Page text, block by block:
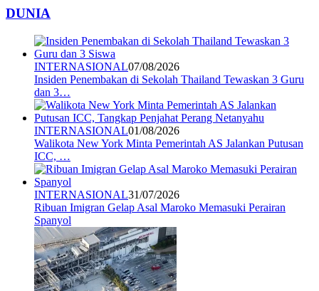
DUNIA
INTERNASIONAL07/08/2026
Insiden Penembakan di Sekolah Thailand Tewaskan 3 Guru
dan 3…
INTERNASIONAL01/08/2026
Walikota New York Minta Pemerintah AS Jalankan Putusan
ICC, …
INTERNASIONAL31/07/2026
Ribuan Imigran Gelap Asal Maroko Memasuki Perairan
Spanyol